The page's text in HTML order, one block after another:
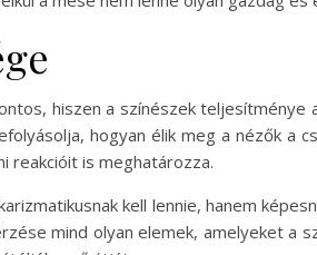
hiszen a színészek
hogyan élik meg a nézők a
reakcióit is meghatározza.
kell lennie, hanem
mind olyan elemek, amelyeket a